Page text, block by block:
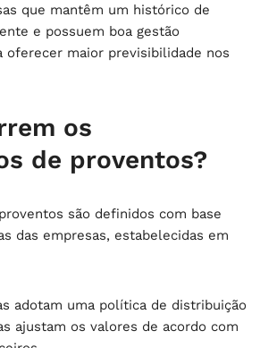
que mantêm um histórico de
e possuem boa gestão
oferecer maior previsibilidade nos
os
de proventos?
são definidos com base
das empresas, estabelecidas em
adotam uma política de distribuição
ajustam os valores de acordo com